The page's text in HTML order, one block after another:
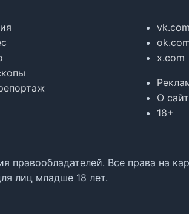
vk.com
x.com
О
18+
правообладателей. Все права на
лиц младше 18 лет.